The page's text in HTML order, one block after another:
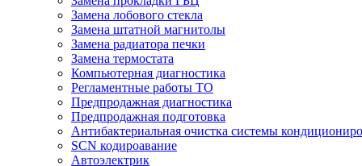
Замена лобового стекла
Замена штатной магнитолы
Замена радиатора печки
Замена термостата
Компьютерная диагностика
Регламентные работы ТО
Предпродажная диагностика
Предпродажная подготовка
Антибактериальная очистка системы
SCN кодироавание
Автоэлектрик